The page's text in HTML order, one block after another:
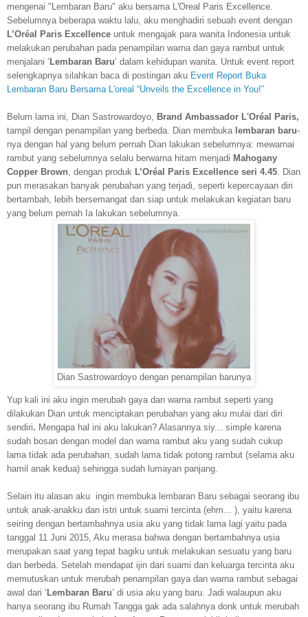
mengenai "Lembaran Baru" aku bersama L'Oreal Paris Excellence.
Sebelumnya beberapa waktu lalu, aku menghadiri sebuah event dengan
L’Oréal Paris Excellence untuk mengajak para wanita Indonesia untuk
melakukan perubahan pada penampilan warna dan gaya rambut untuk
menjalani ‘ Lembaran Baru’ dalam kehidupan wanita. Untuk event report
selengkapnya silahkan baca di postingan aku Event Report Buka
Lembaran Baru Bersama L'oreal “Unveils the Excellence in You!”
Belum lama ini, Dian Sastrowardoyo, Brand Ambassador L'Oréal Paris,
tampil dengan penampilan yang berbeda. Dian membuka lembaran baru-
nya dengan hal yang belum pernah Dian lakukan sebelumnya: mewarnai
rambut yang sebelumnya selalu berwarna hitam menjadi Mahogany
Copper Brown, dengan produk L’Oréal Paris Excellence seri 4.45. Dian
pun merasakan banyak perubahan yang terjadi, seperti kepercayaan diri
bertambah, lebih bersemangat dan siap untuk melakukan kegiatan baru
yang belum pernah Ia lakukan sebelumnya.
Dian Sastrowardoyo dengan penampilan barunya
Yup kali ini aku ingin merubah gaya dan warna rambut seperti yang
dilakukan Dian untuk menciptakan perubahan yang aku mulai dari diri
sendiri. Mengapa hal ini aku lakukan? Alasannya siy... simple karena
sudah bosan dengan model dan warna rambut aku yang sudah cukup
lama tidak ada perubahan, sudah lama tidak potong rambut (selama aku
hamil anak kedua) sehingga sudah lumayan panjang.
Selain itu alasan aku ingin membuka lembaran Baru sebagai seorang ibu
untuk anak-anakku dan istri untuk suami tercinta (ehm... ), yaitu karena
seiring dengan bertambahnya usia aku yang tidak lama lagi yaitu pada
tanggal 11 Juni 2015, Aku merasa bahwa dengan bertambahnya usia
merupakan saat yang tepat bagiku untuk melakukan sesuatu yang baru
dan berbeda. Setelah mendapat ijin dari suami dan keluarga tercinta aku
memutuskan untuk merubah penampilan gaya dan warna rambut sebagai
awal dari ‘ Lembaran Baru’ di usia aku yang baru. Jadi walaupun aku
hanya seorang ibu Rumah Tangga gak ada salahnya donk untuk merubah